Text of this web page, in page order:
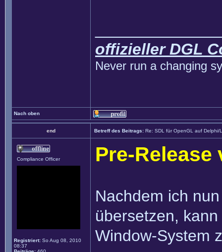
offizieller DGL
Never run a changing
Nach oben
end Betreff des Beitrags: Re: SDL für OpenGL auf Delphi/
Compliance Officer
Registriert: So Aug 08, 2010
08:37
Pre-Release
Nachdem ich
übersetzen,
Window-System